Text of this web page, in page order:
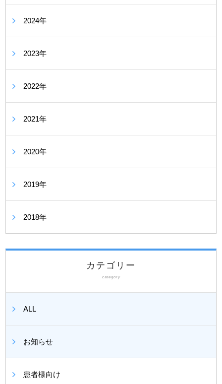
2024年
2023年
2022年
2021年
2020年
2019年
2018年
カテゴリー
category
ALL
お知らせ
患者様向け